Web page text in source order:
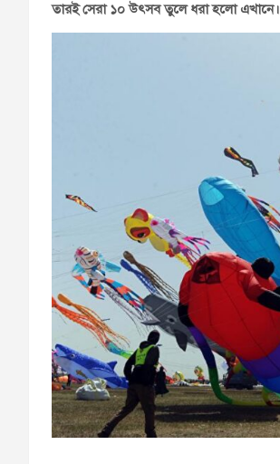
তারই সেরা ১০ উৎসব তুলে ধরা হলো এখানে।